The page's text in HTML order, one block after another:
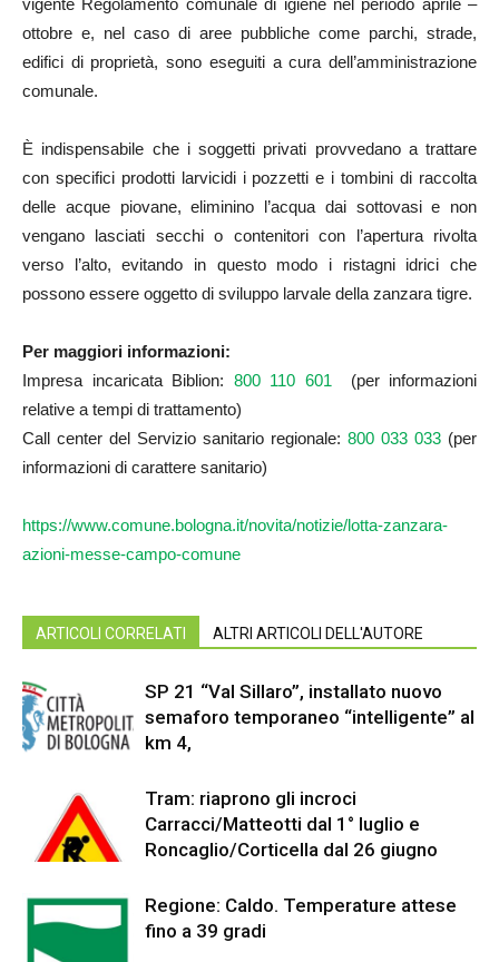
ottobre e, nel caso di aree pubbliche come parchi, strade,
edifici di proprietà, sono eseguiti a cura dell’amministrazione
comunale.
È indispensabile che i soggetti privati provvedano a trattare
con specifici prodotti larvicidi i pozzetti e i tombini di raccolta
delle acque piovane, eliminino l’acqua dai sottovasi e non
vengano lasciati secchi o contenitori con l’apertura rivolta
verso l’alto, evitando in questo modo i ristagni idrici che
possono essere oggetto di sviluppo larvale della zanzara tigre.
Per maggiori informazioni:
Impresa incaricata Biblion: 800 110 601 (per informazioni
relative a tempi di trattamento)
Call center del Servizio sanitario regionale: 800 033 033 (per
informazioni di carattere sanitario)
https://www.comune.bologna.it/novita/notizie/lotta-zanzara-
azioni-messe-campo-comune
ARTICOLI CORRELATI ALTRI ARTICOLI DELL'AUTORE
SP 21 “Val Sillaro”, installato nuovo
semaforo temporaneo “intelligente” al
km 4,
Tram: riaprono gli incroci
Carracci/Matteotti dal 1° luglio e
Roncaglio/Corticella dal 26 giugno
Regione: Caldo. Temperature attese
fino a 39 gradi